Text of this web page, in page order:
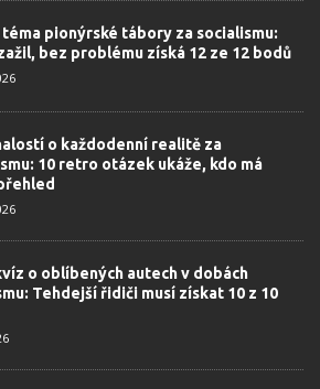
téma pionýrské tábory za socialismu:
bez problému získá 12 ze 12 bodů
o každodenní realitě za
10 retro otázek ukáže, kdo má
o oblíbených autech v dobách
Tehdejší řidiči musí získat 10 z 10